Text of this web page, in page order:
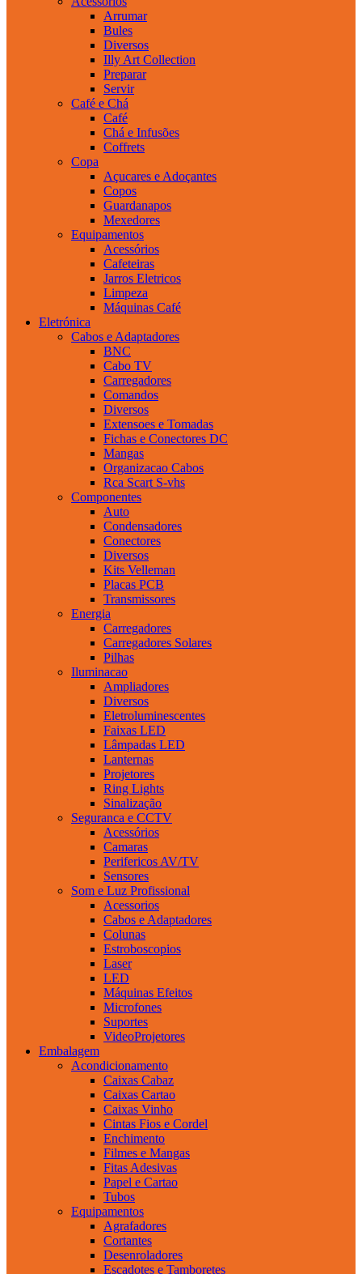
Arrumar
Bules
Diversos
Illy Art Collection
Preparar
Servir
Café e Chá
Café
Chá e Infusões
Coffrets
Copa
Açucares e Adoçantes
Copos
Guardanapos
Mexedores
Equipamentos
Acessórios
Cafeteiras
Jarros Eletricos
Limpeza
Máquinas Café
Eletrónica
Cabos e Adaptadores
BNC
Cabo TV
Carregadores
Comandos
Diversos
Extensoes e Tomadas
Fichas e Conectores DC
Mangas
Organizacao Cabos
Rca Scart S-vhs
Componentes
Auto
Condensadores
Conectores
Diversos
Kits Velleman
Placas PCB
Transmissores
Energia
Carregadores
Carregadores Solares
Pilhas
Iluminacao
Ampliadores
Diversos
Eletroluminescentes
Faixas LED
Lâmpadas LED
Lanternas
Projetores
Ring Lights
Sinalização
Seguranca e CCTV
Acessórios
Camaras
Perifericos AV/TV
Sensores
Som e Luz Profissional
Acessorios
Cabos e Adaptadores
Colunas
Estroboscopios
Laser
LED
Máquinas Efeitos
Microfones
Suportes
VideoProjetores
Embalagem
Acondicionamento
Caixas Cabaz
Caixas Cartao
Caixas Vinho
Cintas Fios e Cordel
Enchimento
Filmes e Mangas
Fitas Adesivas
Papel e Cartao
Tubos
Equipamentos
Agrafadores
Cortantes
Desenroladores
Escadotes e Tamboretes